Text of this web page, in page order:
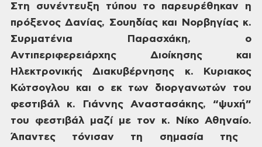
Στη συνέντευξη τύπου το παρευρέθηκαν η
πρόξενος Δανίας, Σουηδίας και Νορβηγίαςκ.
Συρματένια Παρασχάκη, ο
Αντιπεριφερειάρχης Διοίκησης και
Ηλεκτρονικής Διακυβέρνησης κ. Κυριακος
Κώτσογλου και ο εκ των διοργανωτών του
φεστιβάλ κ. ΓιάννηςΑναστασάκης, “ψυχή”
του φεστιβάλ μαζίμε τον κ. Νίκο Αθηναίο.
Άπαντες τόνισαν τη σημασία της